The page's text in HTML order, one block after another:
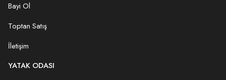
Bayi Ol
Toptan Satış
İletişim
YATAK ODASI